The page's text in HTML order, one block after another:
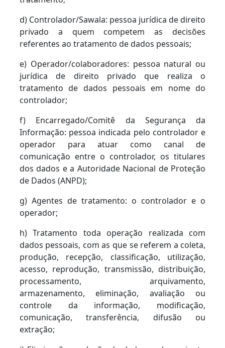
d) Controlador/Sawala: pessoa jurídica de direito
privado a quem competem as decisões
referentes ao tratamento de dados pessoais;
e) Operador/colaboradores: pessoa natural ou
jurídica de direito privado que realiza o
tratamento de dados pessoais em nome do
controlador;
f) Encarregado/Comitê da Segurança da
Informação: pessoa indicada pelo controlador e
operador para atuar como canal de
comunicação entre o controlador, os titulares
dos dados e a Autoridade Nacional de Proteção
de Dados (ANPD);
g) Agentes de tratamento: o controlador e o
operador;
h) Tratamento toda operação realizada com
dados pessoais, com as que se referem a coleta,
produção, recepção, classificação, utilização,
acesso, reprodução, transmissão, distribuição,
processamento, arquivamento,
armazenamento, eliminação, avaliação ou
controle da informação, modificação,
comunicação, transferência, difusão ou
extração;